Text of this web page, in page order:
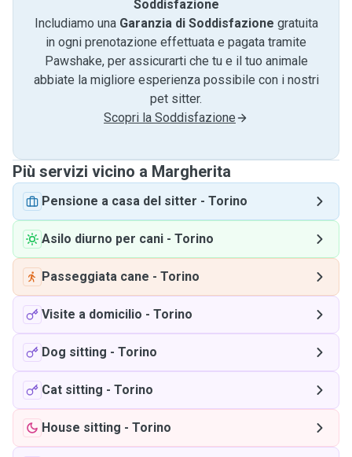
Soddisfazione
Includiamo una Garanzia di Soddisfazione gratuita
in ogni prenotazione effettuata e pagata tramite
Pawshake, per assicurarti che tu e il tuo animale
abbiate la migliore esperienza possibile con i nostri
pet sitter.
Scopri la Soddisfazione
Più servizi vicino a Margherita
Pensione a casa del sitter - Torino
Asilo diurno per cani - Torino
Passeggiata cane - Torino
Visite a domicilio - Torino
Dog sitting - Torino
Cat sitting - Torino
House sitting - Torino